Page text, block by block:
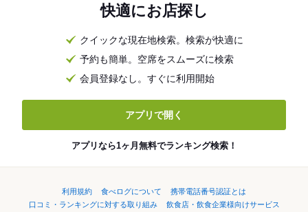
快適にお店探し
クイックな現在地検索。検索が快適に
予約も簡単。空席をスムーズに検索
会員登録なし。すぐに利用開始
アプリで開く
アプリなら1ヶ月無料でランキング検索！
利用規約 食べログについて
携帯電話番号認証とは
口コミ・ランキングに対する取り組み
飲食店・飲食企業様向けサービス